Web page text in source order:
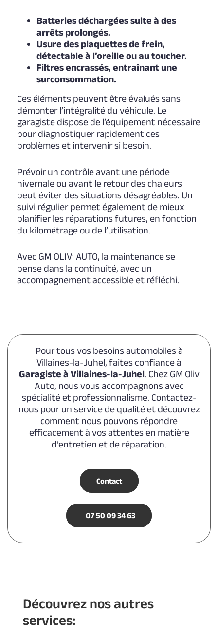
Batteries déchargées suite à des
arrêts prolongés.
Usure des plaquettes de frein,
détectable à l’oreille ou au toucher.
Filtres encrassés, entraînant une
surconsommation.
Ces éléments peuvent être évalués sans
démonter l’intégralité du véhicule. Le
garagiste dispose de l’équipement nécessaire
pour diagnostiquer rapidement ces
problèmes et intervenir si besoin.
Prévoir un contrôle avant une période
hivernale ou avant le retour des chaleurs
peut éviter des situations désagréables. Un
suivi régulier permet également de mieux
planifier les réparations futures, en fonction
du kilométrage ou de l’utilisation.
Avec GM OLIV’ AUTO, la maintenance se
pense dans la continuité, avec un
accompagnement accessible et réfléchi.
Pour tous vos besoins automobiles à
Villaines-la-Juhel, faites confiance à
Garagiste à Villaines-la-Juhel. Chez GM Oliv
Auto, nous vous accompagnons avec
spécialité et professionnalisme. Contactez-
nous pour un service de qualité et découvrez
comment nous pouvons répondre
efficacement à vos attentes en matière
d’entretien et de réparation.
Contact
07 50 09 34 63
Découvrez nos autres
services: